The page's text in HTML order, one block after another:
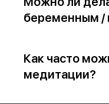
беременным
Как часто
медитации?